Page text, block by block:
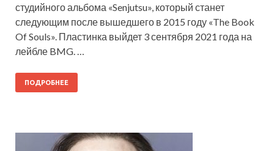
студийного альбома «Senjutsu», который станет
следующим после вышедшего в 2015 году «The Book
Of Souls». Пластинка выйдет 3 сентября 2021 года на
лейбле BMG. …
ПОДРОБНЕЕ